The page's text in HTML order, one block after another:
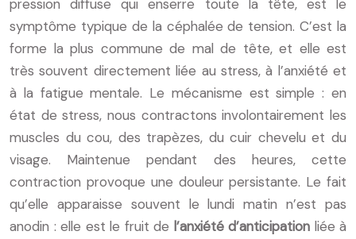
pression diffuse qui enserre toute la tête, est le
symptôme typique de la céphalée de tension. C’est la
forme la plus commune de mal de tête, et elle est
très souvent directement liée au stress, à l’anxiété et
à la fatigue mentale. Le mécanisme est simple : en
état de stress, nous contractons involontairement les
muscles du cou, des trapèzes, du cuir chevelu et du
visage. Maintenue pendant des heures, cette
contraction provoque une douleur persistante. Le fait
qu’elle apparaisse souvent le lundi matin n’est pas
anodin : elle est le fruit de l’anxiété d’anticipation liée à